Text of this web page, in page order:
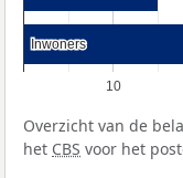
10
Inwoners
Inwoners
Overzicht van de
het CBS voor het